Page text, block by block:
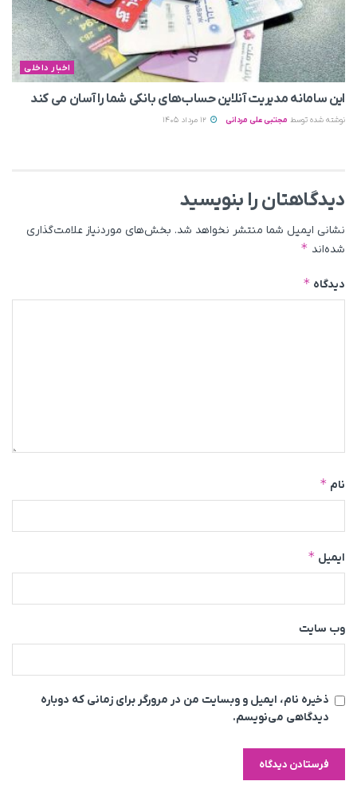
اخبار داخلی
این سامانه مدیریت آنلاین حساب‌های بانکی شما را آسان می کند
نوشته شده توسط مجتبی علی مردانی
دیدگاهتان را بنویسید
نشانی ایمیل شما منتشر نخواهد شد. بخش‌های موردنیاز علامت‌گذاری
شده‌اند *
دیدگاه *
نام *
ایمیل *
وب‌ سایت
ذخیره نام، ایمیل و وبسایت من در مرورگر برای زمانی که دوباره
دیدگاهی می‌نویسم.